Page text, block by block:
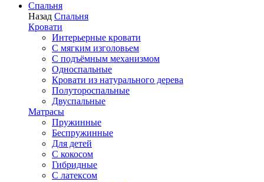
Спальня
Назад Спальня
Кровати
Интерьерные кровати
С мягким изголовьем
С подъёмным механизмом
Односпальные
Кровати из натурального дерева
Полутороспальные
Двуспальные
Матрасы
Пружинные
Беспружинные
Для детей
C кокосом
Гибридные
С латексом